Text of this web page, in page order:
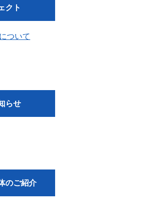
クト
ついて
らせ
のご紹介